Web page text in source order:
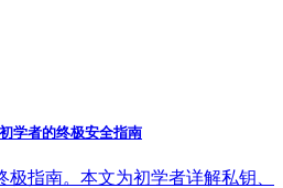
学者的终极安全指南
指南。本文为初学者详解私钥、